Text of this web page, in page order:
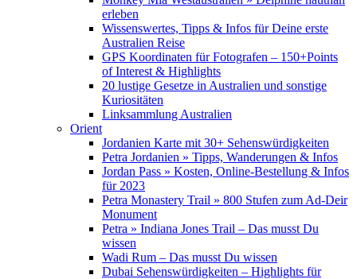
erleben
Wissenswertes, Tipps & Infos für Deine erste
Australien Reise
GPS Koordinaten für Fotografen – 150+Points
of Interest & Highlights
20 lustige Gesetze in Australien und sonstige
Kuriositäten
Linksammlung Australien
Orient
Jordanien Karte mit 30+ Sehenswürdigkeiten
Petra Jordanien » Tipps, Wanderungen & Infos
Jordan Pass » Kosten, Online-Bestellung & Infos
für 2023
Petra Monastery Trail » 800 Stufen zum Ad-Deir
Monument
Petra » Indiana Jones Trail – Das musst Du
wissen
Wadi Rum – Das musst Du wissen
Dubai Sehenswürdigkeiten – Highlights für